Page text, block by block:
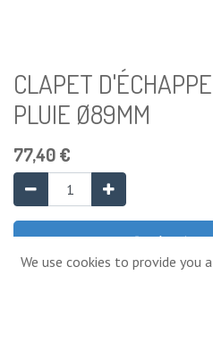
CLAPET
PLUIE Ø89MM
77,40€
Ajouter
We use cookies to provide you